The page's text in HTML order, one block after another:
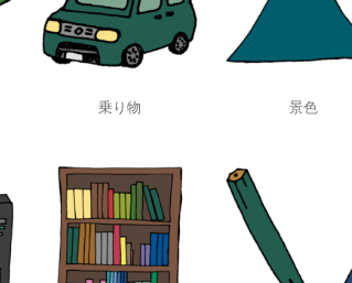
乗り物 景色